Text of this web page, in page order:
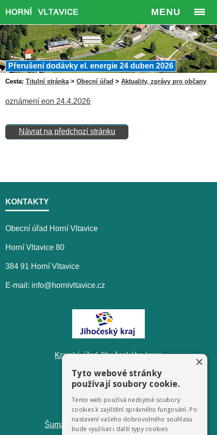
MENU
Přerušení dodávky el. energie 24 duben 2026
Cesta: Titulní stránka>Obecní úřad >Aktuality, zprávy pro občany
oznámení eon 24.4.2026
Návrat na předchozí stránku
KONTAKTY
Obecní úřad Horní Vltavice
Horní Vltavice 80
384 91 Horní Vltavice
E-mail: info@hornivltavice.cz
Krajský úřad Jihočeského kraje
ŠumavaNet.CZ - informace o regionu
×
Tyto webové stránky
používají soubory cookie.
Tento web používá nezbytné soubory
cookies k zajištění správného fungování. Po
nastavení vašeho dobrovolného souhlasu
bude využívat i další typy cookies